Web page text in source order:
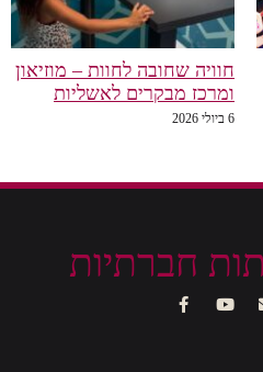
חוויה שחובה לחוות – מוזיאון
ומרכז מבקרים לאשליות
6 ביולי 2026